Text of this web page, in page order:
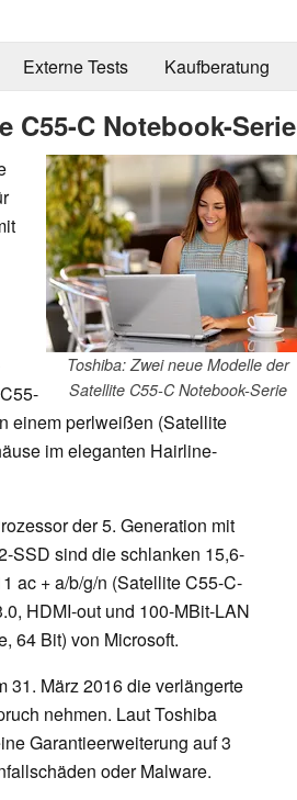
Externe Tests Kaufberatung
C55-C Notebook-Serie
Toshiba: Zwei neue Modelle der
Satellite C55-C Notebook-Serie
einem perlweißen (Satellite
im eleganten Hairline-
der 5. Generation mit
SSD sind die schlanken 15,6-
ac + a/b/g/n (Satellite C55-C-
HDMI-out und 100-MBit-LAN
64 Bit) von Microsoft.
31. März 2016 die verlängerte
nehmen. Laut Toshiba
Garantieerweiterung auf 3
oder Malware.